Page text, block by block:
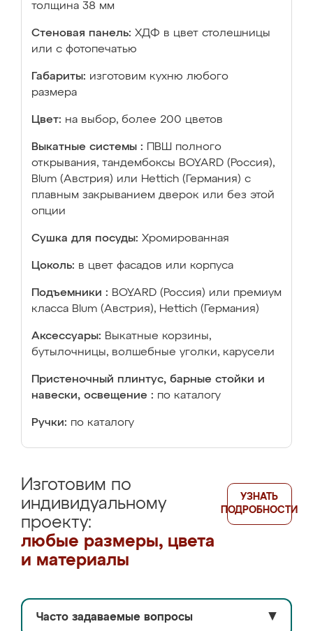
толщина 38 мм
Стеновая панель: ХДФ в цвет столешницы
или с фотопечатью
Габариты: изготовим кухню любого
размера
Цвет: на выбор, более 200 цветов
Выкатные системы :
ПВШ полного
открывания, тандембоксы BOYARD (Россия),
Blum (Австрия) или Hettich (Германия) с
плавным закрыванием дверок или без этой
опции
Сушка для посуды: Хромированная
Цоколь: в цвет фасадов или корпуса
Подъемники : BOYARD (Россия) или премиум
класса Blum (Австрия), Hettich (Германия)
Аксессуары: Выкатные корзины,
бутылочницы, волшебные уголки, карусели
Пристеночный плинтус, барные стойки и
навески, освещение : по каталогу
Ручки: по каталогу
Изготовим по
индивидуальному
проекту:
любые размеры, цвета
и материалы
УЗНАТЬ
ПОДРОБНОСТИ
Часто задаваемые вопросы ▼